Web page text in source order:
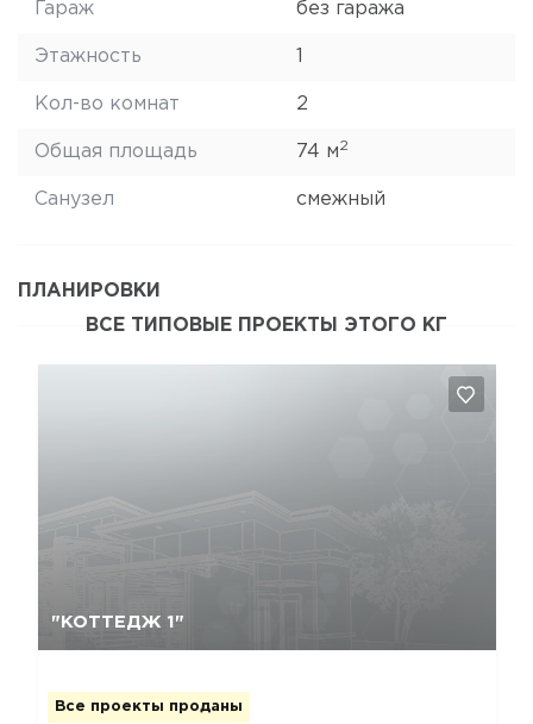
Гараж без гаража
Этажность
Кол-во комнат 2
Общая площадь 74 м2
Санузел смежный
ПЛАНИРОВКИ
ВСЕ ТИПОВЫЕ ПРОЕКТЫ ЭТОГО КГ
"КОТТЕДЖ 1"
Все проекты проданы